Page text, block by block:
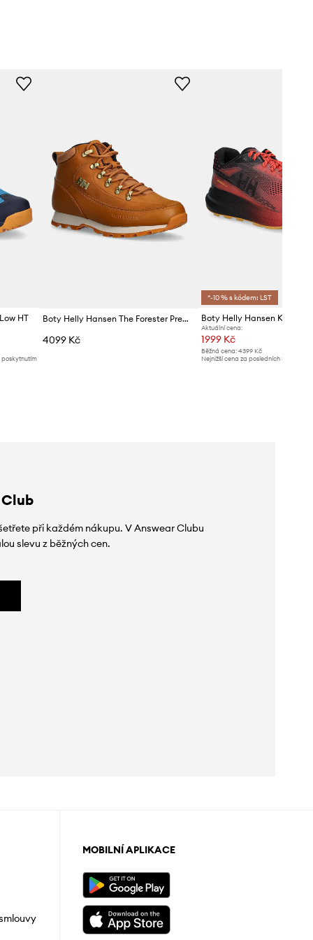
HT
poskytnutím
Boty Helly Hansen The Forester Premium
4099 Kč
*-10 % s kódem: LST
Boty Helly Hansen Kestrel
Aktuální cena:
1999 Kč
Běžná cena: 4399 Kč
Nejnižší cena za posledních 30 dnů
při každém nákupu. V Answear Clubu
slevu z běžných cen.
MOBILNÍ APLIKACE